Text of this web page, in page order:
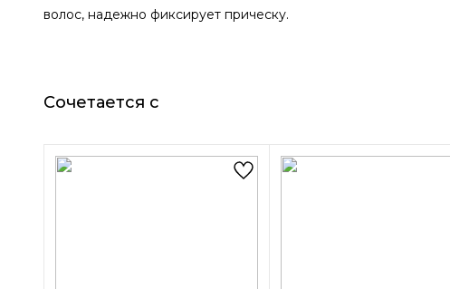
волос, надежно фиксирует прическу.
Сочетается с